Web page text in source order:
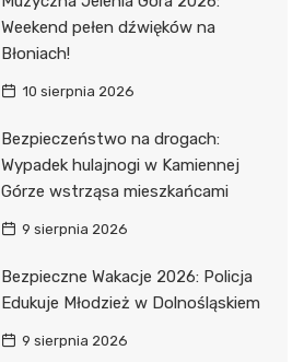
Weekend pełen dźwięków na
Błoniach!
10 sierpnia 2026
Bezpieczeństwo na drogach:
Wypadek hulajnogi w Kamiennej
Górze wstrząsa mieszkańcami
9 sierpnia 2026
Bezpieczne Wakacje 2026: Policja
Edukuje Młodzież w Dolnośląskiem
9 sierpnia 2026